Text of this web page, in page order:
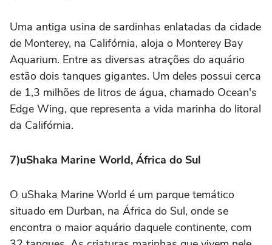
Uma antiga usina de sardinhas enlatadas da cidade
de Monterey, na Califórnia, aloja o Monterey Bay
Aquarium. Entre as diversas atrações do aquário
estão dois tanques gigantes. Um deles possui cerca
de 1,3 milhões de litros de água, chamado Ocean's
Edge Wing, que representa a vida marinha do litoral
da Califórnia.
7)uShaka Marine World, África do Sul
O uShaka Marine World é um parque temático
situado em Durban, na África do Sul, onde se
encontra o maior aquário daquele continente, com